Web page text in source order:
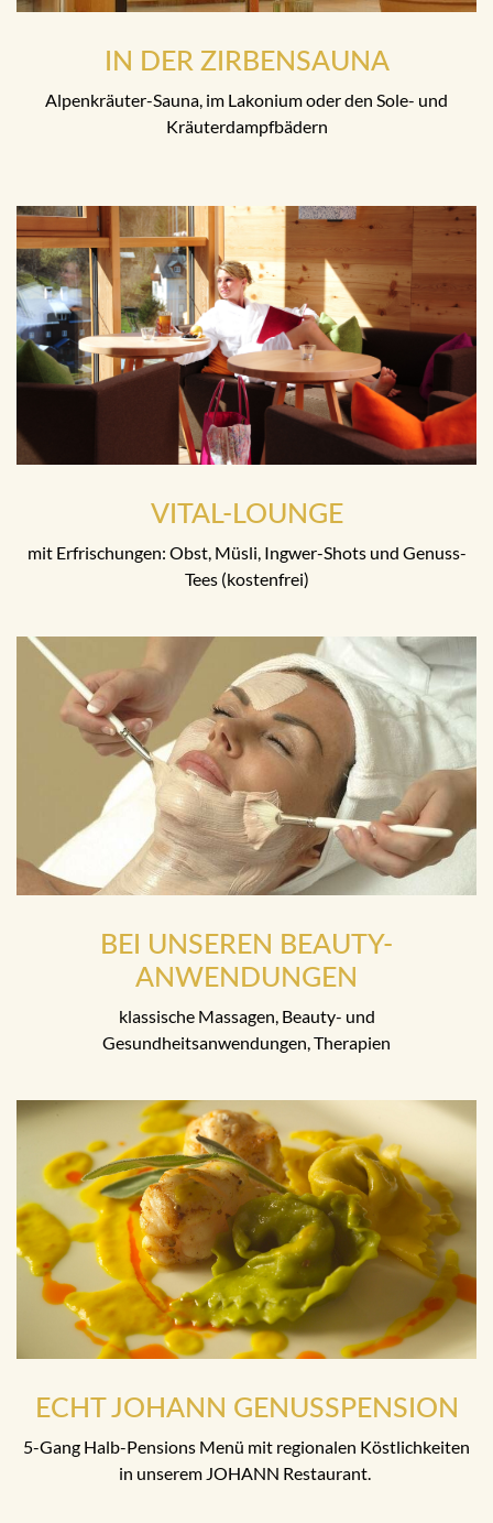
IN DER ZIRBENSAUNA
Alpenkräuter-Sauna, im Lakonium oder den Sole- und
Kräuterdampfbädern
VITAL-LOUNGE
mit Erfrischungen: Obst, Müsli, Ingwer-Shots und Genuss-
Tees (kostenfrei)
BEI UNSEREN BEAUTY-
ANWENDUNGEN
klassische Massagen, Beauty- und
Gesundheitsanwendungen, Therapien
ECHT JOHANN GENUSSPENSION
5-Gang Halb-Pensions Menü mit regionalen Köstlichkeiten
in unserem JOHANN Restaurant.